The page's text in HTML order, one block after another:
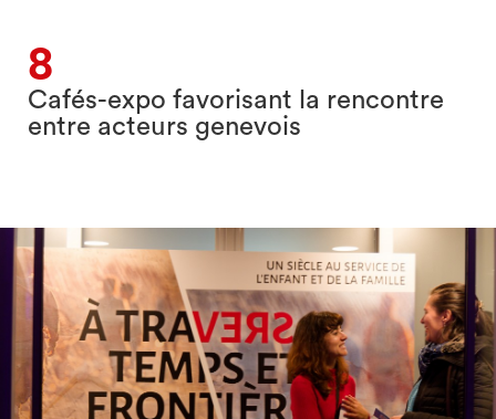
8
Cafés-expo favorisant la rencontre
entre acteurs genevois